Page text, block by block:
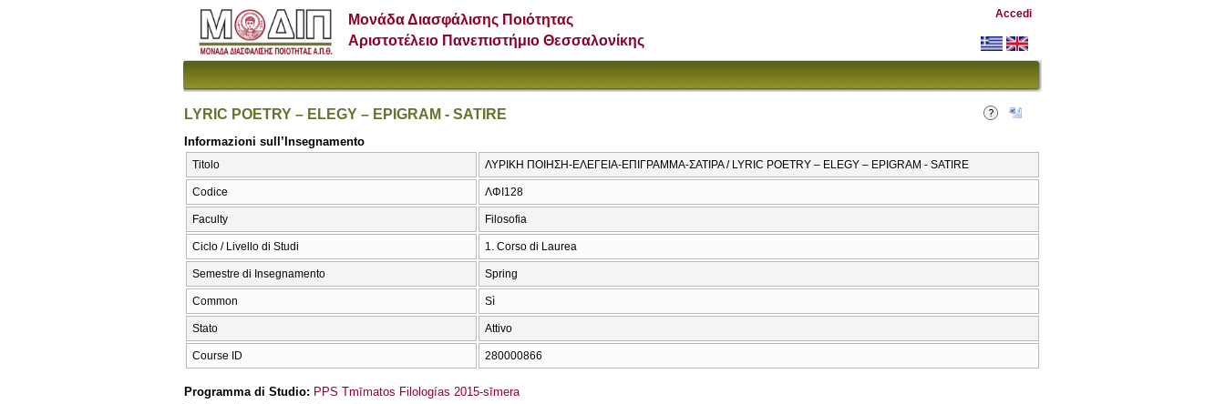
Μονάδα Διασφάλισης Ποιότητας
Αριστοτέλειο Πανεπιστήμιο Θεσσαλονίκης
Accedi
LYRIC POETRY – ELEGY – EPIGRAM - SATIRE
Informazioni sull’Insegnamento
Titolo ΛΥΡΙΚΗ ΠΟΙΗΣΗ-ΕΛΕΓΕΙΑ-ΕΠΙΓΡΑΜΜΑ-ΣΑΤΙΡΑ / LYRIC POETRY – ELEGY – EPIGRAM - SATIRE
Codice ΛΦΙ128
Faculty Filosofia
Ciclo / Livello di Studi 1. Corso di Laurea
Semestre di Insegnamento Spring
Common Sì
Stato Attivo
Course ID 280000866
Programma di Studio: PPS Tmīmatos Filologías 2015-sīmera